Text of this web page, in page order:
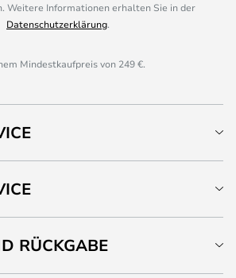
Weitere Informationen erhalten Sie in der
Datenschutzerklärung.
Mindestkaufpreis von 249 €.
RÜCKGABE